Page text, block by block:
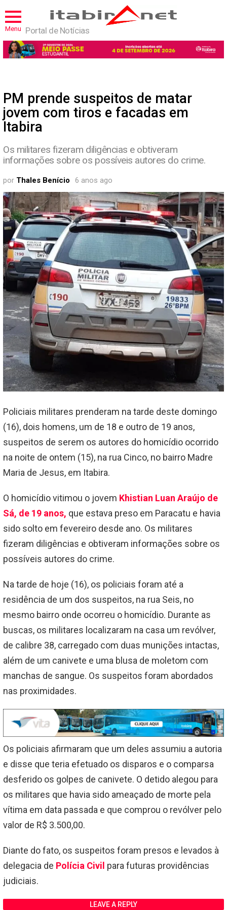
Menu Portal de Notícias
PM prende suspeitos de matar
jovem com tiros e facadas em
Itabira
Os militares fizeram diligências e obtiveram
informações sobre os possíveis autores do crime.
por Thales Benício 6 anos ago
Policiais militares prenderam na tarde deste domingo
(16), dois homens, um de 18 e outro de 19 anos,
suspeitos de serem os autores do homicídio ocorrido
na noite de ontem (15), na rua Cinco, no bairro Madre
Maria de Jesus, em Itabira.
O homicídio vitimou o jovem Khistian Luan Araújo de
Sá, de 19 anos, que estava preso em Paracatu e havia
sido solto em fevereiro desde ano. Os militares
fizeram diligências e obtiveram informações sobre os
possíveis autores do crime.
Na tarde de hoje (16), os policiais foram até a
residência de um dos suspeitos, na rua Seis, no
mesmo bairro onde ocorreu o homicídio. Durante as
buscas, os militares localizaram na casa um revólver,
de calibre 38, carregado com duas munições intactas,
além de um canivete e uma blusa de moletom com
manchas de sangue. Os suspeitos foram abordados
nas proximidades.
Os policiais afirmaram que um deles assumiu a autoria
e disse que teria efetuado os disparos e o comparsa
desferido os golpes de canivete. O detido alegou para
os militares que havia sido ameaçado de morte pela
vítima em data passada e que comprou o revólver pelo
valor de R$ 3.500,00.
Diante do fato, os suspeitos foram presos e levados à
delegacia de Polícia Civil para futuras providências
judiciais.
LEAVE A REPLY